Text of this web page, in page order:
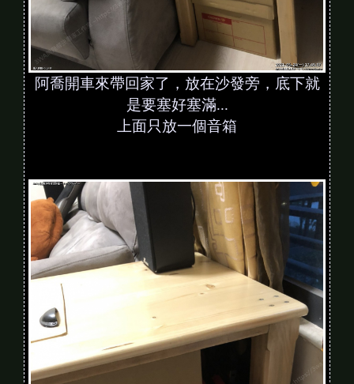
阿喬開車來帶回家了，放在沙發旁，底下就
是要塞好塞滿...
上面只放一個音箱